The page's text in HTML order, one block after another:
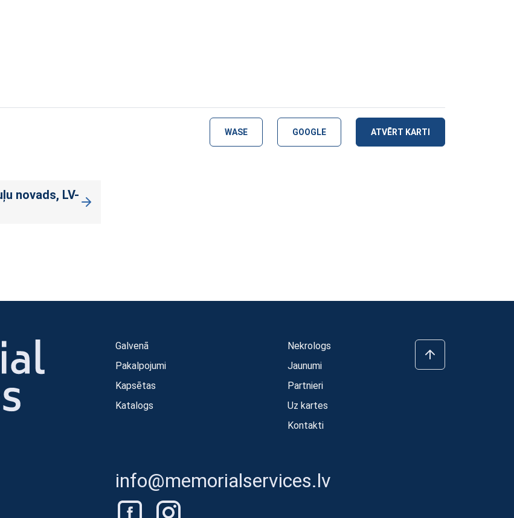
WASE GOOGLE ATVĒRT KARTI
novads, LV-
Galvenā
Pakalpojumi
Kapsētas
Katalogs
Nekrologs
Jaunumi
Partnieri
Uz kartes
Kontakti
info@memorialservices.lv